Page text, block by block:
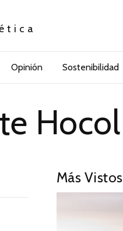
Opinión Sostenibilidad
Hocol
Más Vistos